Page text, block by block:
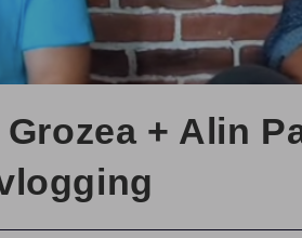
+ Alin